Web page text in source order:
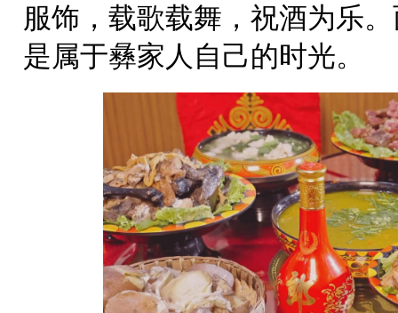
服饰，载歌载舞，祝酒为乐
是属于彝家人自己的时光。